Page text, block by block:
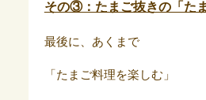
その③：たまご抜きの「た
最後に、あくまで
「たまご料理を楽しむ」